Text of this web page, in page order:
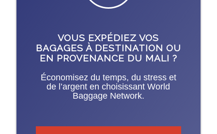
VOUS EXPÉDIEZ VOS
BAGAGES À DESTINATION OU
EN PROVENANCE DU MALI ?
Économisez du temps, du stress et
de l’argent en choisissant World
Baggage Network.